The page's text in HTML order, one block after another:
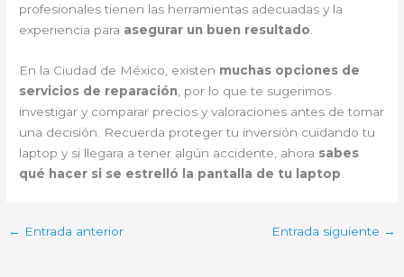
profesionales tienen las herramientas adecuadas y la
experiencia para asegurar un buen resultado
En la Ciudad de México, existen muchas opciones de
servicios de reparación , por lo que te sugerimos
investigar y comparar precios y valoraciones antes de tomar
una decisión. Recuerda proteger tu inversión cuidando tu
laptop y si llegara a tener algún accidente, ahora sabes
qué hacer si se estrelló la pantalla de tu laptop
← Entrada anterior Entrada siguiente →